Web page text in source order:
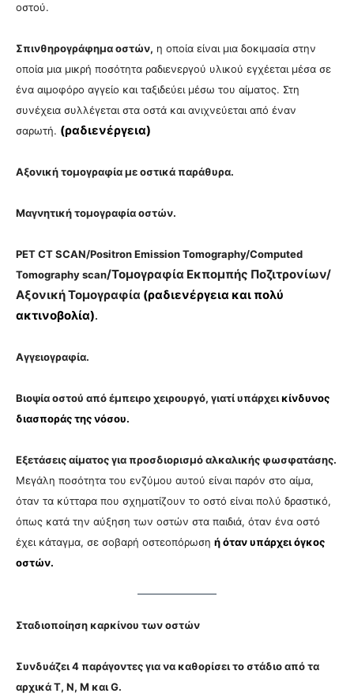
οστού.
Σπινθηρογράφημα οστών, η οποία είναι μια δοκιμασία στην
οποία μια μικρή ποσότητα ραδιενεργού υλικού εγχέεται μέσα σε
ένα αιμοφόρο αγγείο και ταξιδεύει μέσω του αίματος. Στη
συνέχεια συλλέγεται στα οστά και ανιχνεύεται από έναν
σαρωτή. (ραδιενέργεια)
Αξονική τομογραφία με οστικά παράθυρα.
Μαγνητική τομογραφία οστών.
PET CT SCAN/Positron Emission Tomography/Computed
Tomography scan/Τομογραφία Εκπομπής Ποζιτρονίων/
Αξονική Τομογραφία (ραδιενέργεια και πολύ
ακτινοβολία).
Αγγειογραφία.
Βιοψία οστού από έμπειρο χειρουργό, γιατί υπάρχει κίνδυνος
διασποράς της νόσου.
Εξετάσεις αίματος για προσδιορισμό αλκαλικής φωσφατάσης.
Μεγάλη ποσότητα του ενζύμου αυτού είναι παρόν στο αίμα,
όταν τα κύτταρα που σχηματίζουν το οστό είναι πολύ δραστικό,
όπως κατά την αύξηση των οστών στα παιδιά, όταν ένα οστό
έχει κάταγμα, σε σοβαρή οστεοπόρωση ή όταν υπάρχει όγκος
οστών.
Σταδιοποίηση καρκίνου των οστών
Συνδυάζει 4 παράγοντες για να καθορίσει το στάδιο από τα
αρχικά Τ, Ν, Μ και G.